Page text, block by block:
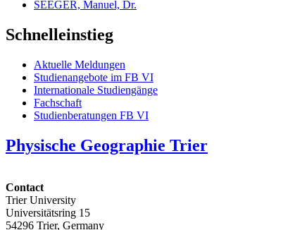
SEEGER, Manuel, Dr.
Schnelleinstieg
Aktuelle Meldungen
Studienangebote im FB VI
Internationale Studiengänge
Fachschaft
Studienberatungen FB VI
Physische Geographie Trier
Contact
Trier University
Universitätsring 15
54296 Trier, Germany